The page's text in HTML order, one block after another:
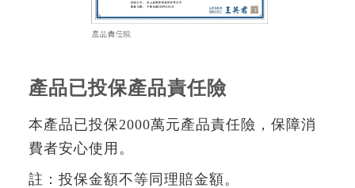
產品已投保產品責任險
本產品已投保2000萬元產品責任險，保障消
費者安心使用。
註：投保金額不等同理賠金額。